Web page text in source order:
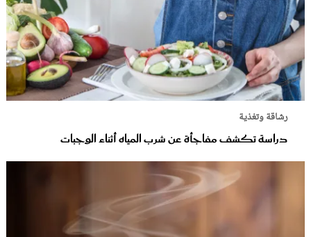
رشاقة وتغذية
دراسة تكشف مفاجأة عن شرب المياه أثناء الوجبات